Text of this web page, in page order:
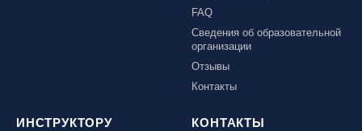
FAQ
Сведения об образовательной
организации
Отзывы
Контакты
ИНСТРУКТОРУ КОНТАКТЫ